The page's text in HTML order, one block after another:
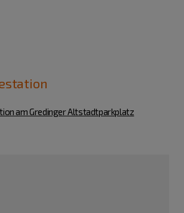
am Gredinger Altstadtparkplatz